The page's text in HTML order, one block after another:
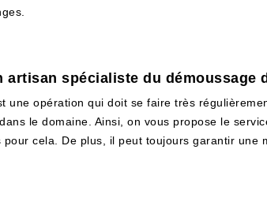
artisan spécialiste du
une opération qui doit se faire très
le domaine. Ainsi, on vous propose le
cela. De plus, il peut toujours garantir